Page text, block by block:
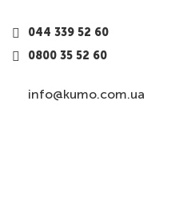
044 339 52 60
0800 35 52 60
info@kumo.com.ua